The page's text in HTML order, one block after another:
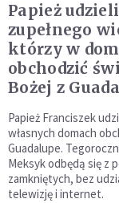
Papież
zupełnego
którzy w
obchodzić
Bożej z
Papież Franciszek
własnych domach
Guadalupe.
Meksyk odbędą się z
zamkniętych, bez
telewizję i internet.